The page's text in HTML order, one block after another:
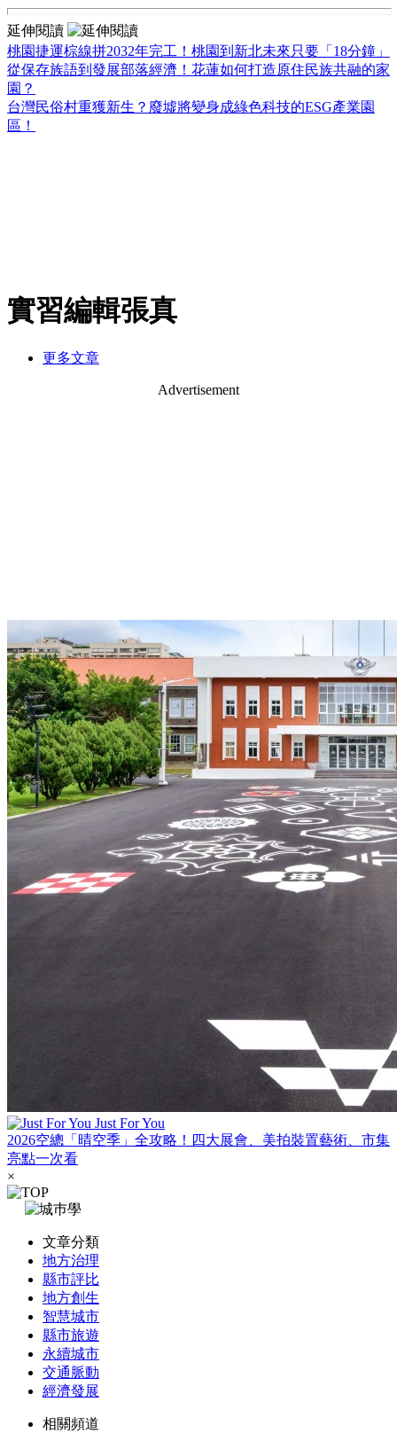
延伸閱讀
桃園捷運棕線拼2032年完工！桃園到新北未來只要「18分鐘」
從保存族語到發展部落經濟！花蓮如何打造原住民族共融的家
園？
台灣民俗村重獲新生？廢墟將變身成綠色科技的ESG產業園
區！
實習編輯張真
更多文章
Advertisement
Just For You
2026空總「晴空季」全攻略！四大展會、美拍裝置藝術、市集
亮點一次看
×
文章分類
地方治理
縣市評比
地方創生
智慧城市
縣市旅遊
永續城市
交通脈動
經濟發展
相關頻道